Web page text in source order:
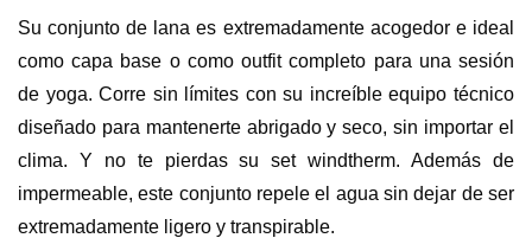
Su conjunto de lana es extremadamente acogedor e ideal
como capa base o como outfit completo para una sesión
de yoga. Corre sin límites con su increíble equipo técnico
diseñado para mantenerte abrigado y seco, sin importar el
clima. Y no te pierdas su set windtherm. Además de
impermeable, este conjunto repele el agua sin dejar de ser
extremadamente ligero y transpirable.